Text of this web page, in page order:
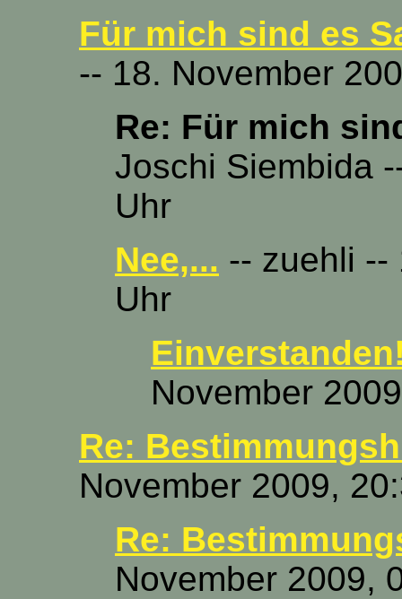
Für mich sind es
-- 18. November
Re: Für mich
Joschi Siembida
Uhr
Nee,... -- zuehli --
Uhr
November
Re:
November 2009,
Re:
November 2009,